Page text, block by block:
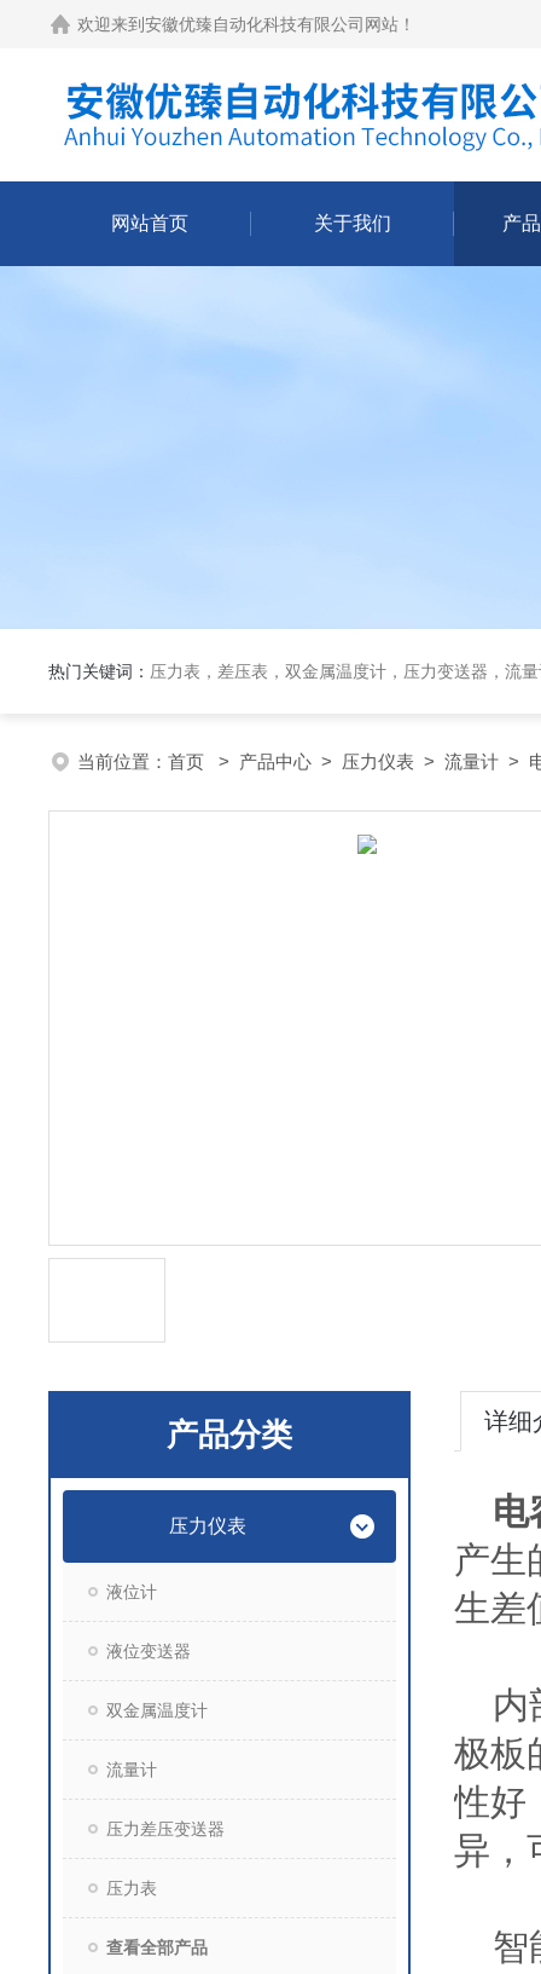
欢迎来到 安徽优臻自动化科技有限公司网站 ！
网站首页 关于我们 产
热门关键词： 压力表，差压表，双金属温度计，压力变送器，流
当前位置： 首页 > 产品中心 > 压力仪表 > 流量计 >
产品分类
压力仪表
液位计
液位变送器
双金属温度计
流量计
压力差压变送器
压力表
查看全部产品
详细
电
产生
生差
内
极板
性好
异，
智